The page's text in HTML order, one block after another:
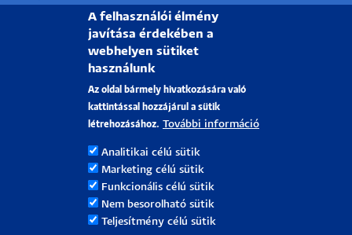
Pályázati projektek
PÉCSI TUDOMÁNYEGYETEM
H-7622 Pécs, Vasvári Pál utca. 4.
Tel.:+36-72/501-500
Rektori Kabinet: +36 30/787-2913
A felhasználói élmény
javítása érdekében a
webhelyen sütiket
használunk
Az oldal bármely hivatkozására való
kattintással hozzájárul a sütik
létrehozásához. További információ
Analitikai célú sütik
Marketing célú sütik
Funkcionális célú sütik
Nem besorolható sütik
Teljesítmény célú sütik